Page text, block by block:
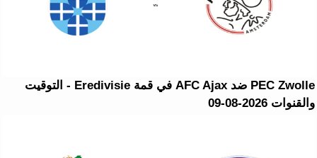
PEC Zwolle ضد AFC Ajax في قمة Eredivisie - التوقيت
والقنوات 2026-08-09